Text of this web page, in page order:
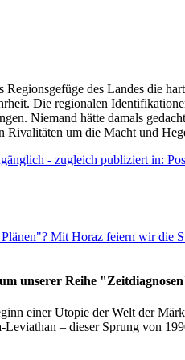
des Landes die
Die regionalen
Niemand hätte damals
um die Macht und
- zugleich publiziert in:
Mit Horaz feiern wir die
unserer Reihe
einer Utopie der Welt der
– dieser Sprung von